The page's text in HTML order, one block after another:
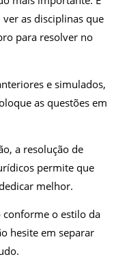
as disciplinas que
para resolver no
e simulados,
as questões em
a resolução de
permite que
melhor.
conforme o estilo da
hesite em separar